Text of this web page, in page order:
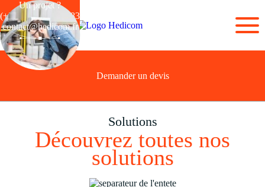
Un projet ?
(+33) 03 28 44 26 83
contact@hedicom.fr
Demander un devis
Solutions
Découvrez toutes nos
solutions